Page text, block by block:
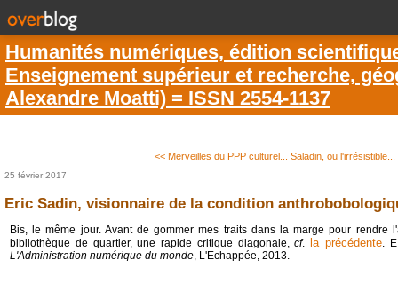
Humanités numériques, édition
Enseignement supérieur et recherche,
Alexandre Moatti) = ISSN 2554-1137
<< Merveilles du PPP culturel... Saladin, ou l'irrésistible...
25 février 2017
Eric Sadin, visionnaire de la condition
Bis, le même jour. Avant de gommer mes traits dans la marge pour rendre
bibliothèque de quartier, une rapide critique diagonale,cf. la précédente.
L'Administration numérique du monde, L'Echappée, 2013.